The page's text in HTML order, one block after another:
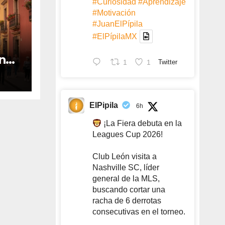
#Curiosidad #Aprendizaje
#Motivación
#JuanElPípila
#ElPípilaMX
1 1 Twitter
ElPipila 6h
¡La Fiera debuta en la
Leagues Cup 2026!
Club León visita a
Nashville SC, líder
general de la MLS,
buscando cortar una
racha de 6 derrotas
consecutivas en el torneo.